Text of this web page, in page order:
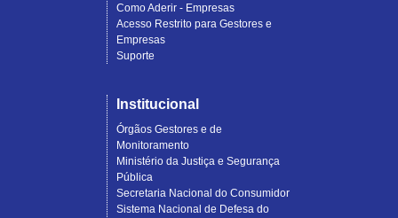
Como Aderir - Empresas
Acesso Restrito para Gestores e
Empresas
Suporte
Institucional
Órgãos Gestores e de
Monitoramento
Ministério da Justiça e Segurança
Pública
Secretaria Nacional do Consumidor
Sistema Nacional de Defesa do